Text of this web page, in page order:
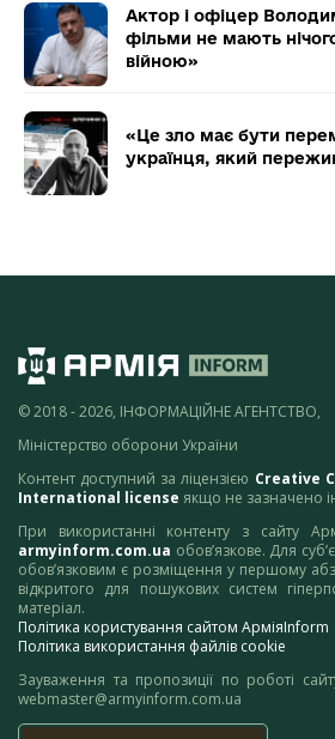
Актор і офіцер
фільми не мають
війною»
«Це зло має бути
українця, який
© 2018 - 2026, ІНФОРМАЦІЙНЕ АГЕНТСТВО,
Міністерство оборони України
Контент доступний за ліцензією Creative
International license якщо не зазначено
При використанні контенту з сайту
armyinform.com.ua обов’язкове. Для
обов’язковим є розміщення у першому
відкритого для пошукових систем
матеріал.
Політика користування сайтом АрміяInform
Політика використання файлів cookie
Зауваження та пропозиції по роботі
webmaster@armyinform.com.ua